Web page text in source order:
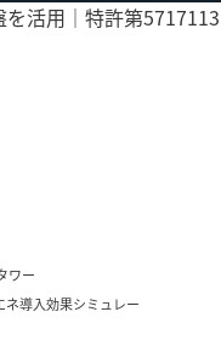
活用｜特許第5717113
ワー
導入効果シミュレー